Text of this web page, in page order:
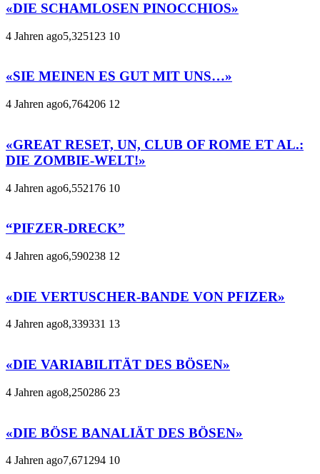
«DIE SCHAMLOSEN PINOCCHIOS»
4 Jahren ago5,325123 10
«SIE MEINEN ES GUT MIT UNS…»
4 Jahren ago6,764206 12
«GREAT RESET, UN, CLUB OF ROME ET AL.:
DIE ZOMBIE-WELT!»
4 Jahren ago6,552176 10
“PIFZER-DRECK”
4 Jahren ago6,590238 12
«DIE VERTUSCHER-BANDE VON PFIZER»
4 Jahren ago8,339331 13
«DIE VARIABILITÄT DES BÖSEN»
4 Jahren ago8,250286 23
«DIE BÖSE BANALIÄT DES BÖSEN»
4 Jahren ago7,671 294 10